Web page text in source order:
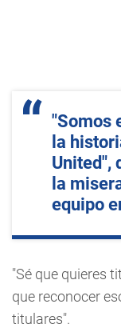
"Somos
la
United",
la
equipo
"Sé que quieres
que reconocer
titulares".